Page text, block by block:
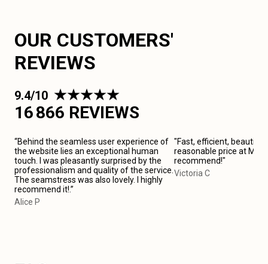
OUR CUSTOMERS'
REVIEWS
9.4/10
16 866 REVIEWS
“Behind the seamless user experience of
the website lies an exceptional human
touch. I was pleasantly surprised by the
professionalism and quality of the service.
The seamstress was also lovely. I highly
recommend it!.”
Alice P
"Fast, efficient, beautiful
reasonable price at
recommend!"
Victoria C